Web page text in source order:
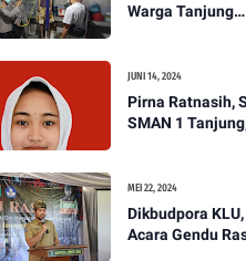
Warga Tanjung
JUNI 14, 2024
Pirna Ratnasih,
SMAN 1
Paskibraka
Nasional
MEI 22, 2024
Dikbudpora
Acara Gendu